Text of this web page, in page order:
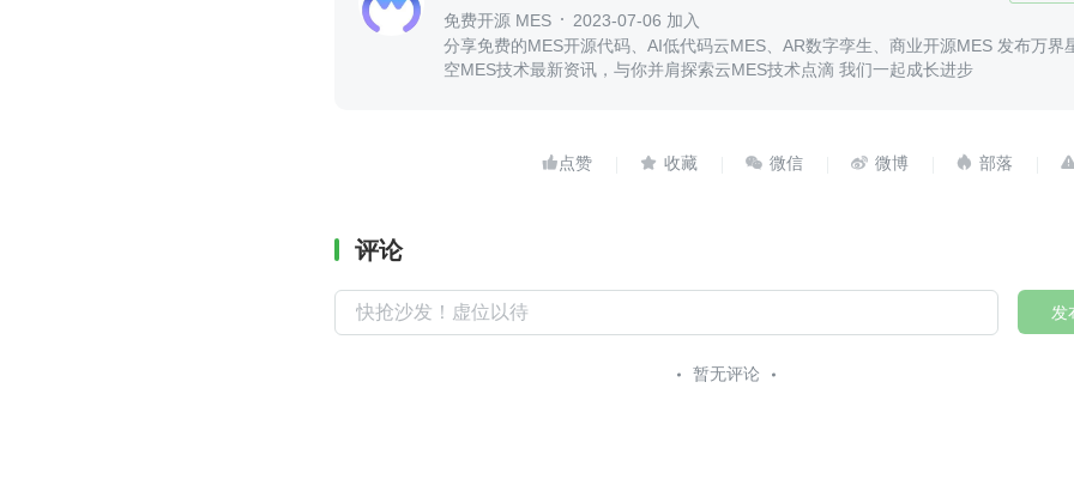
免费开源 MES
2023-07-06 加入
分享免费的MES开源代码、AI低代码云MES、AR数字孪生、商业开源MES 发布万界
空MES技术最新资讯，与你并肩探索云MES技术点滴 我们一起成长进步
    
评论
发
暂无评论